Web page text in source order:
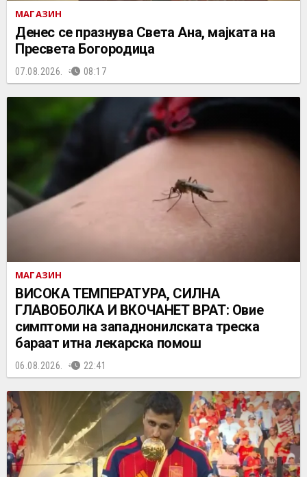
МАГАЗИН
Денес се празнува Света Ана, мајката на
Пресвета Богородица
07.08.2026. 08:17
МАГАЗИН
ВИСОКА ТЕМПЕРАТУРА, СИЛНА
ГЛАВОБОЛКА И ВКОЧАНЕТ ВРАТ: Овие
симптоми на западнонилската треска
бараат итна лекарска помош
06.08.2026. 22:41